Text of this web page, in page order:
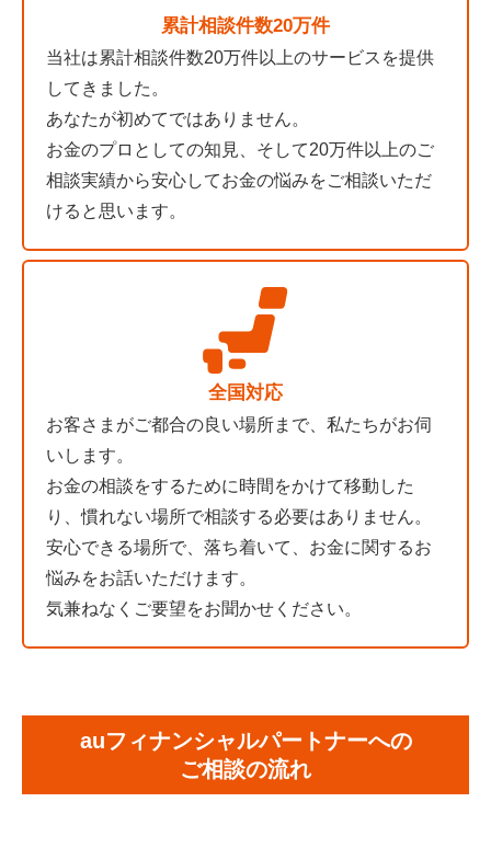
累計相談件数20万件
当社は累計相談件数20万件以上のサービスを提供
してきました。
あなたが初めてではありません。
お金のプロとしての知見、そして20万件以上のご
相談実績から安心してお金の悩みをご相談いただ
けると思います。
全国対応
お客さまがご都合の良い場所まで、私たちがお伺
いします。
お金の相談をするために時間をかけて移動した
り、慣れない場所で相談する必要はありません。
安心できる場所で、落ち着いて、お金に関するお
悩みをお話いただけます。
気兼ねなくご要望をお聞かせください。
auフィナンシャルパートナーへの
ご相談の流れ